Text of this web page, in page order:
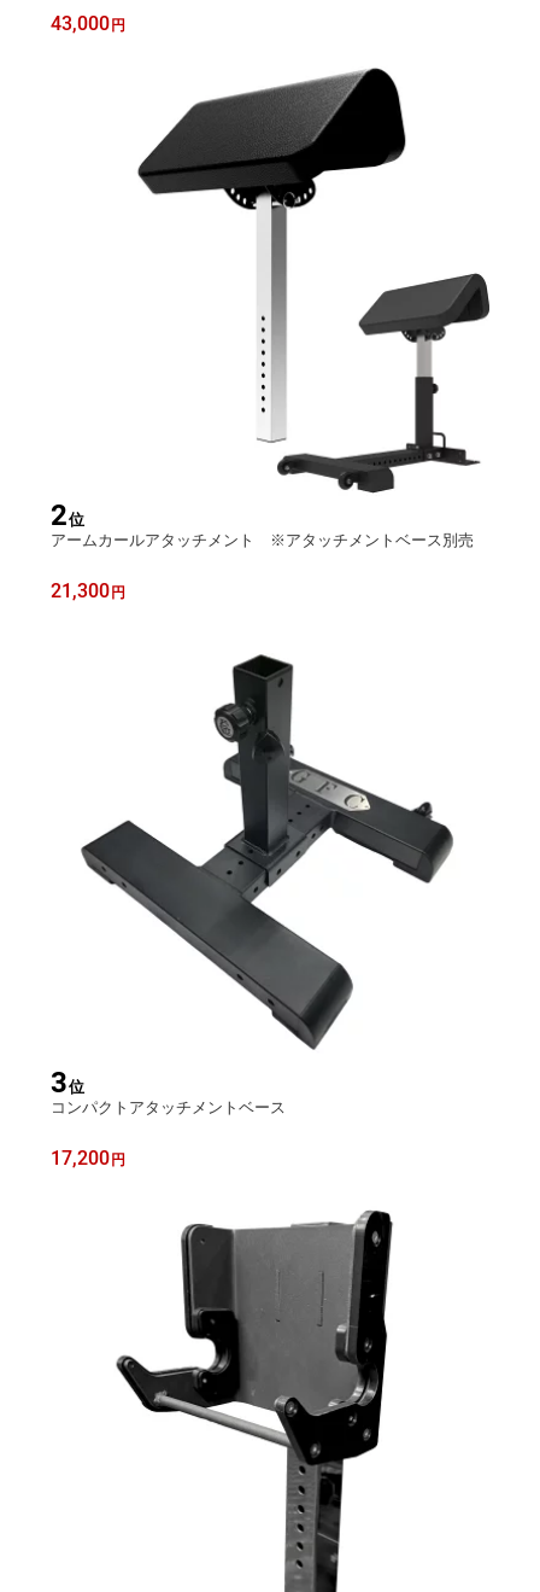
43,000 円
2位
アームカールアタッチメント ※アタッチメントベース別売
21,300 円
3位
コンパクトアタッチメントベース
17,200 円